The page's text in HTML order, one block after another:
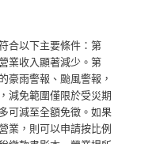
合以下主要條件：第
業收入顯著減少。第
豪雨警報、颱風警報，
減免範圍僅限於受災期
可減至全額免徵。如果
業，則可以申請按比例